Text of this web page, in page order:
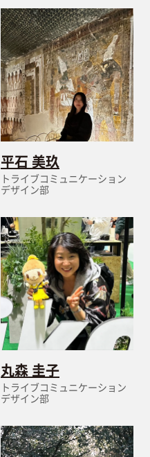
平石 美玖
トライブコミュニケーション
デザイン部
丸森 圭子
トライブコミュニケーション
デザイン部